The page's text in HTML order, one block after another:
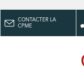
CONTACTER LA
CPME